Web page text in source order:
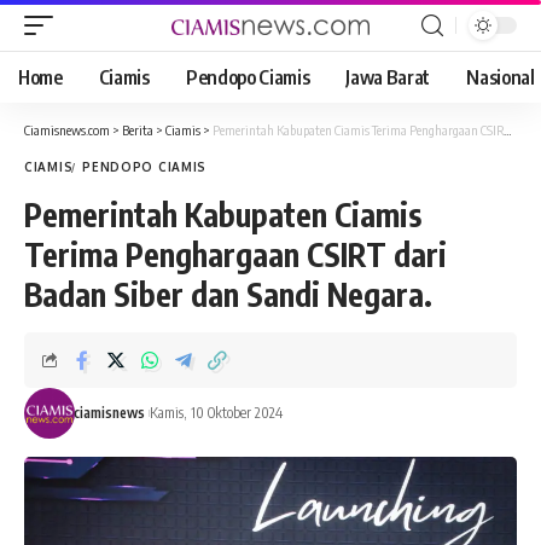
Home Ciamis Pendopo Ciamis Jawa Barat Nasional
Ciamisnews.com > Berita > Ciamis > Pemerintah Kabupaten Ciamis Terima Penghargaan CSIRT dari Badan Siber dan Sandi Negara.
CIAMIS PENDOPO CIAMIS
Pemerintah Kabupaten Ciamis
Terima Penghargaan CSIRT dari
Badan Siber dan Sandi Negara.
ciamisnews Kamis, 10 Oktober 2024